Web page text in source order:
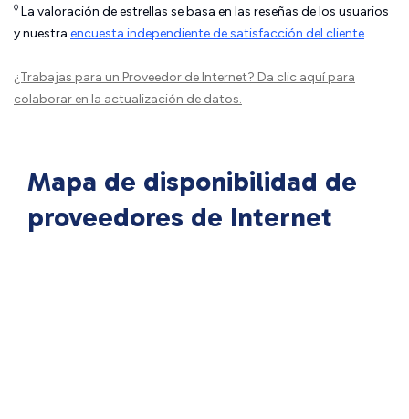
◊ La valoración de estrellas se basa en las reseñas de los usuarios
y nuestra encuesta independiente de satisfacción del cliente.
¿Trabajas para un Proveedor de Internet? Da clic aquípara
colaborar en la actualización de datos.
Mapa de disponibilidad de
proveedores de Internet